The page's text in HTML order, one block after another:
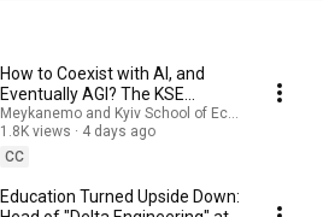
How to Coexist with AI, and
Eventually AGI? The KSE
Artificial Intelligence Program
Director on t...
Meykanemo and Kyiv School of Economics
1.8K views
4 days ago
CC
Education Turned Upside Down: